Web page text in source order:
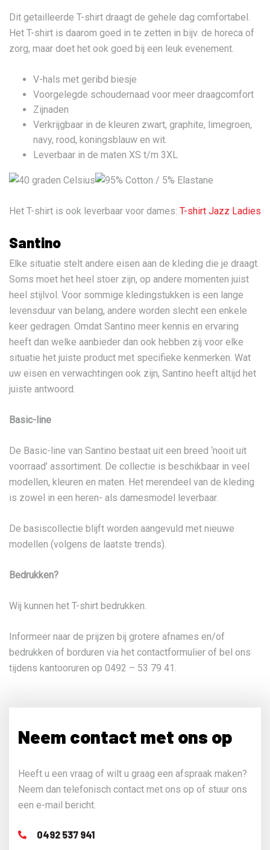
Dit getailleerde T-shirt draagt de gehele dag comfortabel.
Het T-shirt is daarom goed in te zetten in bijv. de horeca of
zorg, maar doet het ook goed bij een leuk evenement.
V-hals met geribd biesje
Voorgelegde schoudernaad voor meer draagcomfort
Zijnaden
Verkrijgbaar in de kleuren zwart, graphite, limegroen,
navy, rood, koningsblauw en wit.
Leverbaar in de maten XS t/m 3XL
Het T-shirt is ook leverbaar voor dames: T-shirt Jazz Ladies
Santino
Elke situatie stelt andere eisen aan de kleding die je draagt.
Soms moet het heel stoer zijn, op andere momenten juist
heel stijlvol. Voor sommige kledingstukken is een lange
levensduur van belang, andere worden slecht een enkele
keer gedragen. Omdat Santino meer kennis en ervaring
heeft dan welke aanbieder dan ook hebben zij voor elke
situatie het juiste product met specifieke kenmerken. Wat
uw eisen en verwachtingen ook zijn, Santino heeft altijd het
juiste antwoord.
Basic-line
De Basic-line van Santino bestaat uit een breed ‘nooit uit
voorraad’ assortiment. De collectie is beschikbaar in veel
modellen, kleuren en maten. Het merendeel van de kleding
is zowel in een heren- als damesmodel leverbaar.
De basiscollectie blijft worden aangevuld met nieuwe
modellen (volgens de laatste trends).
Bedrukken?
Wij kunnen het T-shirt bedrukken.
Informeer naar de prijzen bij grotere afnames en/of
bedrukken of borduren via het contactformulier of bel ons
tijdens kantooruren op 0492 – 53 79 41.
Neem contact met ons op
Heeft u een vraag of wilt u graag een afspraak maken?
Neem dan telefonisch contact met ons op of stuur ons
een e-mail bericht.
0492 537 941